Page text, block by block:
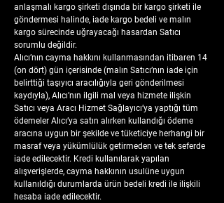
anlaşmalı kargo şirketi dışında bir kargo şirketi ile
göndermesi halinde, iade kargo bedeli ve malın
kargo sürecinde uğrayacağı hasardan Satıcı
sorumlu değildir.
Alıcı’nın cayma hakkını kullanmasından itibaren 14
(on dört) gün içerisinde (malın Satıcı’nın iade için
belirttiği taşıyıcı aracılığıyla geri gönderilmesi
kaydıyla), Alıcı’nın ilgili mal veya hizmete ilişkin
Satıcı veya Aracı Hizmet Sağlayıcı’ya yaptığı tüm
ödemeler Alıcı’ya satın alırken kullandığı ödeme
aracına uygun bir şekilde ve tüketiciye herhangi bir
masraf veya yükümlülük getirmeden ve tek seferde
iade edilecektir. Kredi kullanılarak yapılan
alışverişlerde, cayma hakkının usulüne uygun
kullanıldığı durumlarda ürün bedeli kredi ile ilişkili
hesaba iade edilecektir.